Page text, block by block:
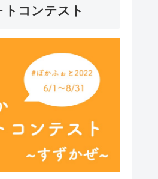
コンテスト